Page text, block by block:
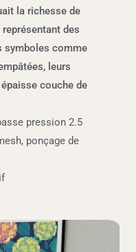
la richesse de
des
symboles comme
leurs
couche de
pression 2.5
ponçage de